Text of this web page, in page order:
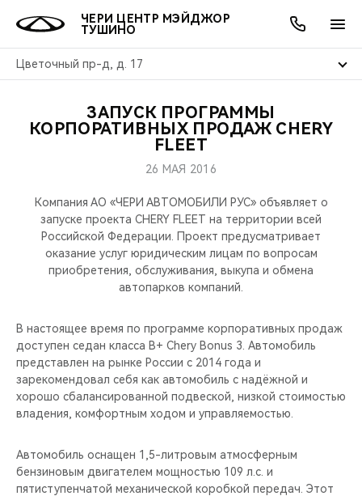
ЧЕРИ ЦЕНТР МЭЙДЖОР
ТУШИНО
Цветочный пр-д, д. 17
МОДЕЛИ
СЕДАНЫ
ПОКУПАТЕЛЯМ
КРЕДИТ И СТРАХОВАНИЕ
ВЛАДЕЛЬЦАМ
ЗАПЧАСТИ И АКСЕССУАРЫ
ПОДДЕРЖКА
МИР CHERY
О БРЕНДЕ
CHERY В СОЦСЕТЯХ
БЛАГОТВОРИТЕЛЬНОСТЬ
CHERY REMOTE
CHERY И СПОРТ
ВИДЕООБЗОРЫ
АКЦИИ
ОНЛАЙН СЕРВИСЫ
КРЕДИТ
О КОМПАНИИ
МЫ В СОЦСЕТЯХ
ЗАПУСК ПРОГРАММЫ
КОРПОРАТИВНЫХ ПРОДАЖ CHERY
FLEET
26 МАЯ 2016
Компания АО «ЧЕРИ АВТОМОБИЛИ РУС» объявляет о
запуске проекта CHERY FLEET на территории всей
Российской Федерации. Проект предусматривает
оказание услуг юридическим лицам по вопросам
приобретения, обслуживания, выкупа и обмена
автопарков компаний.
В настоящее время по программе корпоративных продаж
доступен седан класса B+ Chery Bonus 3. Автомобиль
представлен на рынке России с 2014 года и
зарекомендовал себя как автомобиль с надёжной и
хорошо сбалансированной подвеской, низкой стоимостью
владения, комфортным ходом и управляемостью.
Автомобиль оснащен 1,5-литровым атмосферным
бензиновым двигателем мощностью 109 л.с. и
пятиступенчатой механической коробкой передач. Этот